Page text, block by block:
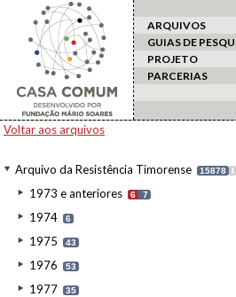
ARQUIVOS
GUIAS DE
PROJETO
PARCERIAS
Voltar aos arquivos
Arquivo da Resistência Timorense 15878 I
1973 e anteriores 6 7
1974 6
1975 43
1976 53
1977 35